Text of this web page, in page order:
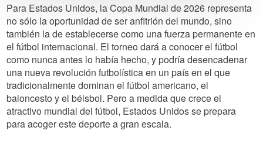
Para Estados Unidos, la Copa Mundial de 2026 representa
no sólo la oportunidad de ser anfitrión del mundo, sino
también la de establecerse como una fuerza permanente en
el fútbol internacional. El torneo dará a conocer el fútbol
como nunca antes lo había hecho, y podría desencadenar
una nueva revolución futbolística en un país en el que
tradicionalmente dominan el fútbol americano, el
baloncesto y el béisbol. Pero a medida que crece el
atractivo mundial del fútbol, Estados Unidos se prepara
para acoger este deporte a gran escala.